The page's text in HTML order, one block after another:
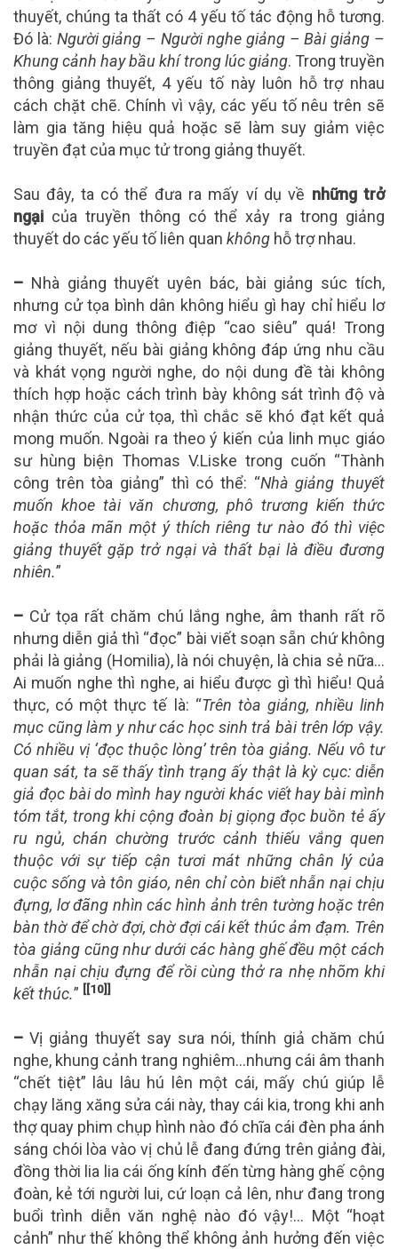
thuyết, chúng ta thất có 4 yếu tố tác động hỗ tương.
Đó là: Người giảng – Người nghe giảng – Bài giảng –
Khung cảnh hay bầu khí trong lúc giảng. Trong truyền
thông giảng thuyết, 4 yếu tố này luôn hỗ trợ nhau
cách chặt chẽ. Chính vì vậy, các yếu tố nêu trên sẽ
làm gia tăng hiệu quả hoặc sẽ làm suy giảm việc
truyền đạt của mục tử trong giảng thuyết.
Sau đây, ta có thể đưa ra mấy ví dụ về những trở
ngại của truyền thông có thể xảy ra trong giảng
thuyết do các yếu tố liên quan không hỗ trợ nhau.
– Nhà giảng thuyết uyên bác, bài giảng súc tích,
nhưng cử tọa bình dân không hiểu gì hay chỉ hiểu lơ
mơ vì nội dung thông điệp “cao siêu” quá! Trong
giảng thuyết, nếu bài giảng không đáp ứng nhu cầu
và khát vọng người nghe, do nội dung đề tài không
thích hợp hoặc cách trình bày không sát trình độ và
nhận thức của cử tọa, thì chắc sẽ khó đạt kết quả
mong muốn. Ngoài ra theo ý kiến của linh mục giáo
sư hùng biện Thomas V.Liske trong cuốn “Thành
công trên tòa giảng” thì có thể: “Nhà giảng thuyết
muốn khoe tài văn chương, phô trương kiến thức
hoặc thỏa mãn một ý thích riêng tư nào đó thì việc
giảng thuyết gặp trở ngại và thất bại là điều đương
nhiên.”
– Cử tọa rất chăm chú lắng nghe, âm thanh rất rõ
nhưng diễn giả thì “đọc” bài viết soạn sẵn chứ không
phải là giảng (Homilia), là nói chuyện, là chia sẻ nữa…
Ai muốn nghe thì nghe, ai hiểu được gì thì hiểu! Quả
thực, có một thực tế là: “Trên tòa giảng, nhiều linh
mục cũng làm y như các học sinh trả bài trên lớp vậy.
Có nhiều vị ‘đọc thuộc lòng’ trên tòa giảng. Nếu vô tư
quan sát, ta sẽ thấy tình trạng ấy thật là kỳ cục: diễn
giả đọc bài do mình hay người khác viết hay bài mình
tóm tắt, trong khi cộng đoàn bị giọng đọc buồn tẻ ấy
ru ngủ, chán chường trước cảnh thiếu vắng quen
thuộc với sự tiếp cận tươi mát những chân lý của
cuộc sống và tôn giáo, nên chỉ còn biết nhẫn nại chịu
đựng, lơ đãng nhìn các hình ảnh trên tường hoặc trên
bàn thờ để chờ đợi, chờ đợi cái kết thúc ảm đạm. Trên
tòa giảng cũng như dưới các hàng ghế đều một cách
nhẫn nại chịu đựng để rồi cùng thở ra nhẹ nhõm khi
kết thúc.” [[10]]
– Vị giảng thuyết say sưa nói, thính giả chăm chú
nghe, khung cảnh trang nghiêm…nhưng cái âm thanh
“chết tiệt” lâu lâu hú lên một cái, mấy chú giúp lễ
chạy lăng xăng sửa cái này, thay cái kia, trong khi anh
thợ quay phim chụp hình nào đó chĩa cái đèn pha ánh
sáng chói lòa vào vị chủ lễ đang đứng trên giảng đài,
đồng thời lia lia cái ống kính đến từng hàng ghế cộng
đoàn, kẻ tới người lui, cứ loạn cả lên, như đang trong
buổi trình diễn văn nghệ nào đó vậy!… Một “hoạt
cảnh” như thế không thể không ảnh hưởng đến việc